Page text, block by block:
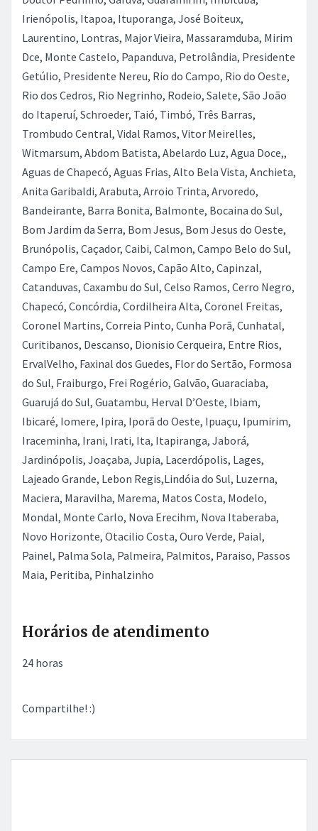
Irienópolis, Itapoa, Ituporanga, José Boiteux,
Laurentino, Lontras, Major Vieira, Massaramduba, Mirim
Dce, Monte Castelo, Papanduva, Petrolândia, Presidente
Getúlio, Presidente Nereu, Rio do Campo, Rio do Oeste,
Rio dos Cedros, Rio Negrinho, Rodeio, Salete, São João
do Itaperuí, Schroeder, Taió, Timbó, Três Barras,
Trombudo Central, Vidal Ramos, Vitor Meirelles,
Witmarsum, Abdom Batista, Abelardo Luz, Agua Doce,,
Aguas de Chapecó, Aguas Frias, Alto Bela Vista, Anchieta,
Anita Garibaldi, Arabuta, Arroio Trinta, Arvoredo,
Bandeirante, Barra Bonita, Balmonte, Bocaina do Sul,
Bom Jardim da Serra, Bom Jesus, Bom Jesus do Oeste,
Brunópolis, Caçador, Caibi, Calmon, Campo Belo do Sul,
Campo Ere, Campos Novos, Capão Alto, Capinzal,
Catanduvas, Caxambu do Sul, Celso Ramos, Cerro Negro,
Chapecó, Concórdia, Cordilheira Alta, Coronel Freitas,
Coronel Martins, Correia Pinto, Cunha Porã, Cunhatal,
Curitibanos, Descanso, Dionisio Cerqueira, Entre Rios,
ErvalVelho, Faxinal dos Guedes, Flor do Sertão, Formosa
do Sul, Fraiburgo, Frei Rogério, Galvão, Guaraciaba,
Guarujá do Sul, Guatambu, Herval D’Oeste, Ibiam,
Ibicaré, Iomere, Ipira, Iporã do Oeste, Ipuaçu, Ipumirim,
Iraceminha, Irani, Irati, Ita, Itapiranga, Jaborá,
Jardinópolis, Joaçaba, Jupia, Lacerdópolis, Lages,
Lajeado Grande, Lebon Regis,Lindóia do Sul, Luzerna,
Maciera, Maravilha, Marema, Matos Costa, Modelo,
Mondal, Monte Carlo, Nova Erecihm, Nova Itaberaba,
Novo Horizonte, Otacilio Costa, Ouro Verde, Paial,
Painel, Palma Sola, Palmeira, Palmitos, Paraiso, Passos
Maia, Peritiba, Pinhalzinho
Horários de atendimento
24 horas
Compartilhe! :)